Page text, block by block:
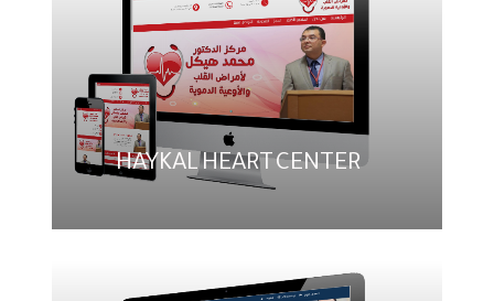
HAYKAL HEART CENTER